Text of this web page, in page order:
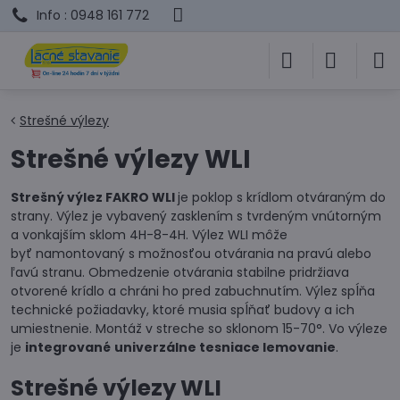
Info : 0948 161 772
Strešné výlezy
Strešné výlezy WLI
Strešný výlez FAKRO WLIje poklop s krídlom otváraným do
strany. Výlez je vybavený zasklením s tvrdeným vnútorným
a vonkajším sklom 4H-8-4H. Výlez WLI môže
byť namontovaný s možnosťou otvárania na pravú alebo
ľavú stranu. Obmedzenie otvárania stabilne pridržiava
otvorené krídlo a chráni ho pred zabuchnutím. Výlez spĺňa
technické požiadavky, ktoré musia spĺňať budovy a ich
umiestnenie. Montáž v streche so sklonom 15-70°. Vo výleze
je integrované univerzálne tesniace lemovanie.
Strešné výlezy WLI